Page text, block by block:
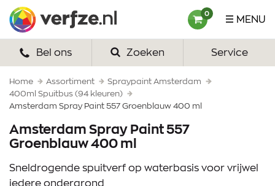
naar
content
MENU
0
HOME
VERF
VERFSETS
TEKENEN
VERFSPULLEN
Bel ons Zoeken Service
Home Assortiment
Spraypaint Amsterdam
400ml Spuitbus (94 kleuren)
Amsterdam Spray Paint 557 Groenblauw 400 ml
Amsterdam Spray Paint 557
Groenblauw 400 ml
Sneldrogende spuitverf op waterbasis voor vrijwel
iedere ondergrond